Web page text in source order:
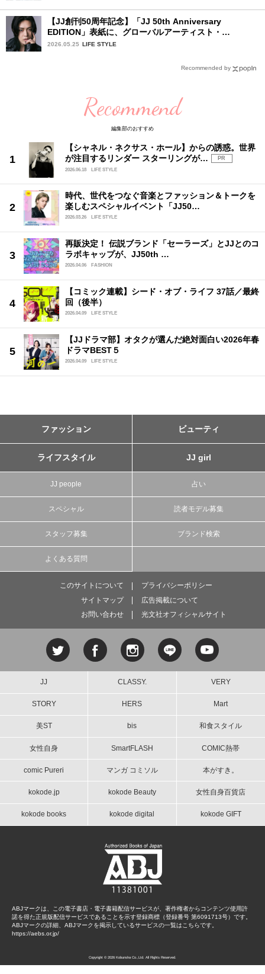
【JJ創刊50周年記念】「JJ 50th Anniversary
EDITION」表紙に、グローバルアーティスト・
YUTA（NCT）が登場します！
2026.05.25 LIFE STYLE
Recommended by
Recommend
編集部のおすすめ
【シャネル・ネクサス・ホール】からの誘惑。世界
が注目するリンダー スターリングが…
PR
2026.06.18
LIFE STYLE
時代、世代をつなぐ音楽とファッション＆トークを
楽しむスペシャルイベント「JJ50…
2026.03.26 LIFE STYLE
再販決定！ 伝説ブランド「セーラーズ」とJJとのコ
ラボキャップが、JJ50th …
2026.04.06 FASHION
【コミック連載】シード・オブ・ライフ 37話／最終
回（後半）
2026.04.09 LIFE STYLE
【JJドラマ部】オタクが選んだ絶対面白い2026年春
ドラマBEST５
2026.04.09 LIFE STYLE
ファッション ビューティ
ライフスタイル JJ girl
JJ people 占い
スペシャル 読者モデル募集
スタッフ募集 ブランド検索
よくある質問
このサイトについて
プライバシーポリシー
サイトマップ
広告掲載について
お問い合わせ
光文社オフィシャルサイト
JJ CLASSY. VERY
STORY HERS Mart
美ST bis 和食スタイル
女性自身 SmartFLASH COMIC熱帯
comic Pureri マンガ コミソル 本がすき。
kokode.jp kokode Beauty 女性自身百貨店
kokode books kokode digital kokode GIFT
ABJマークは、この電子書店・電子書籍配信サービスが、著作権者からコンテンツ使用許
諾を得た正規版配信サービスであることを示す登録商標（登録番号 第6091713号）です。
ABJマークの詳細、ABJマークを掲示しているサービスの一覧はこちらです。
https://aebs.or.jp/
Copyright © 2026 Kobunsha Co.,Ltd. All Rights Reserved.